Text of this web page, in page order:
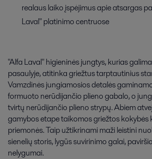
realaus laiko įspėjimus apie atsargas
Laval" platinimo centruose
"Alfa Laval" higieninės jungtys, kurias
pasaulyje, atitinka griežtus tarptautinius
Vamzdinės jungiamosios detalės
formuoto nerūdijančio plieno gabalo, o
tvirtų nerūdijančio plieno strypų. Abiem
gamybos etape taikomos griežtos kokybės
priemonės. Taip užtikrinami maži leistini
sienelių storis, lygūs suvirinimo galai,
nelygumai.